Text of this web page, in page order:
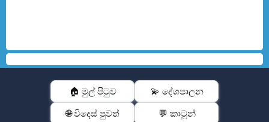
🏠 මුල් පිටුව 💫 දේශපාලන
🌐 විදෙස් පුවත් 💬 කාටූන්